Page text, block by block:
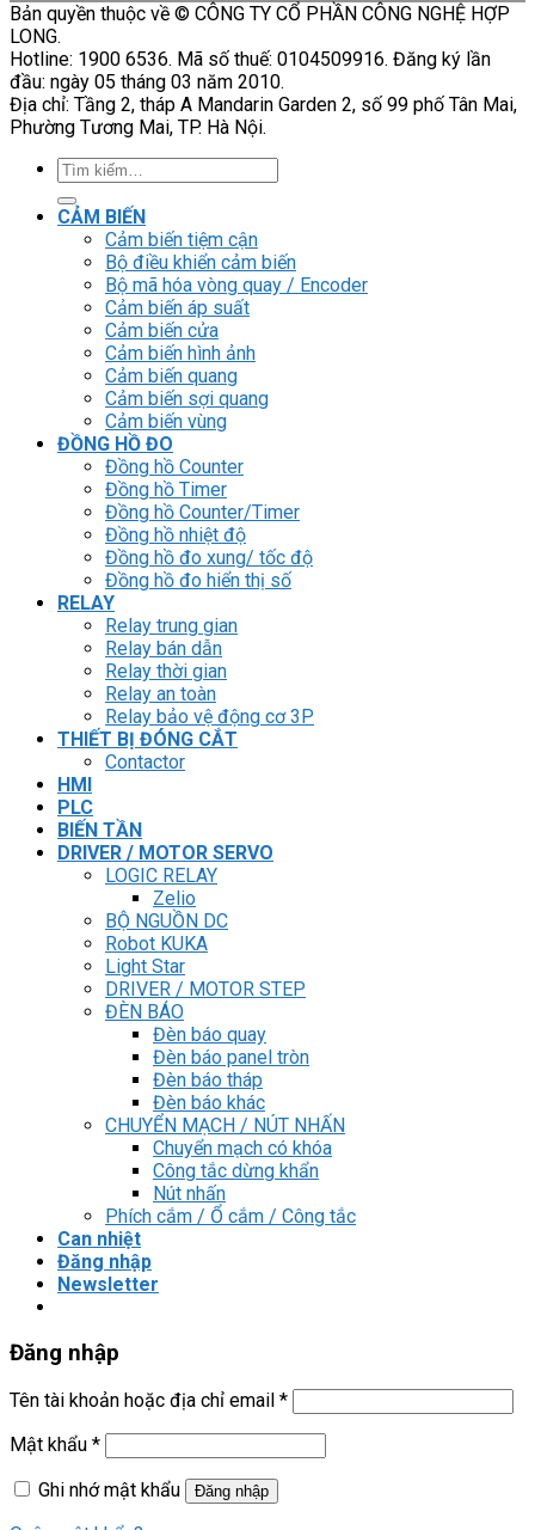
Bản quyền thuộc về © CÔNG TY CỔ PHẦN CÔNG NGHỆ HỢP
LONG.
Hotline: 1900 6536. Mã số thuế: 0104509916. Đăng ký lần
đầu: ngày 05 tháng 03 năm 2010.
Địa chỉ: Tầng 2, tháp A Mandarin Garden 2, số 99 phố Tân Mai,
Phường Tương Mai, TP. Hà Nội.
Tìm
kiếm:
CẢM BIẾN
Cảm biến tiệm cận
Bộ điều khiển cảm biến
Bộ mã hóa vòng quay / Encoder
Cảm biến áp suất
Cảm biến cửa
Cảm biến hình ảnh
Cảm biến quang
Cảm biến sợi quang
Cảm biến vùng
ĐỒNG HỒ ĐO
Đồng hồ Counter
Đồng hồ Timer
Đồng hồ Counter/Timer
Đồng hồ nhiệt độ
Đồng hồ đo xung/ tốc độ
Đồng hồ đo hiển thị số
RELAY
Relay trung gian
Relay bán dẫn
Relay thời gian
Relay an toàn
Relay bảo vệ động cơ 3P
THIẾT BỊ ĐÓNG CẮT
Contactor
HMI
PLC
BIẾN TẦN
DRIVER / MOTOR SERVO
LOGIC RELAY
Zelio
BỘ NGUỒN DC
Robot KUKA
Light Star
DRIVER / MOTOR STEP
ĐÈN BÁO
Đèn báo quay
Đèn báo panel tròn
Đèn báo tháp
Đèn báo khác
CHUYỂN MẠCH / NÚT NHẤN
Chuyển mạch có khóa
Công tắc dừng khẩn
Nút nhấn
Phích cắm / Ổ cắm / Công tắc
Can nhiệt
Đăng nhập
Newsletter
Đăng nhập
Tên tài khoản hoặc địa chỉ email *
Mật khẩu *
Ghi nhớ mật khẩu
Đăng nhập